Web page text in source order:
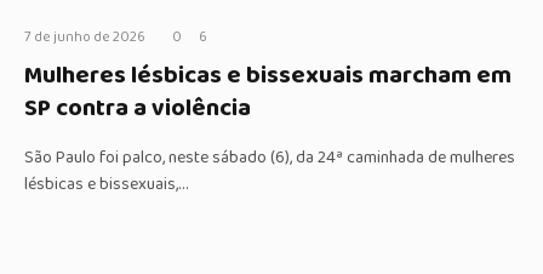
7 de junho de 2026 0 6
Mulheres lésbicas e bissexuais marcham em
SP contra a violência
São Paulo foi palco, neste sábado (6), da 24ª caminhada de mulheres
lésbicas e bissexuais,…